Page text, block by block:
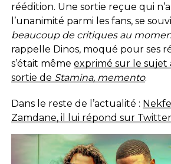
réédition. Une sortie reçue qui
l’unanimité parmi les fans, se
beaucoup de critiques au
rappelle Dinos, moqué pour ses
s’était même exprimé sur le sujet
sortie de Stamina, memento.
Dans le reste de l’actualité :
Zamdane, il lui répond sur Twitter